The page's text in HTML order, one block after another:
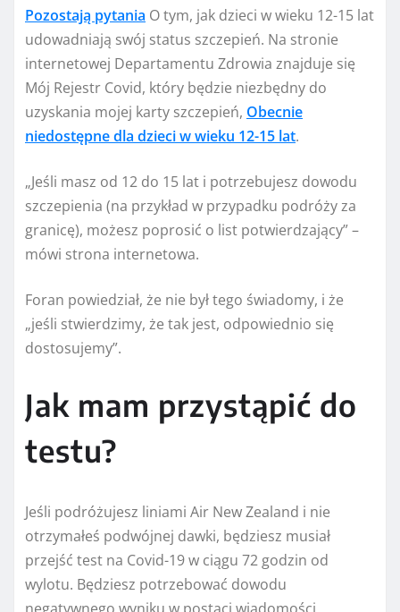
Pozostają pytania O tym, jak dzieci w wieku 12-15 lat
udowadniają swój status szczepień. Na stronie
internetowej Departamentu Zdrowia znajduje się
Mój Rejestr Covid, który będzie niezbędny do
uzyskania mojej karty szczepień, Obecnie
niedostępne dla dzieci w wieku 12-15 lat.
„Jeśli masz od 12 do 15 lat i potrzebujesz dowodu
szczepienia (na przykład w przypadku podróży za
granicę), możesz poprosić o list potwierdzający” –
mówi strona internetowa.
Foran powiedział, że nie był tego świadomy, i że
„jeśli stwierdzimy, że tak jest, odpowiednio się
dostosujemy”.
Jak mam przystąpić do
testu?
Jeśli podróżujesz liniami Air New Zealand i nie
otrzymałeś podwójnej dawki, będziesz musiał
przejść test na Covid-19 w ciągu 72 godzin od
wylotu. Będziesz potrzebować dowodu